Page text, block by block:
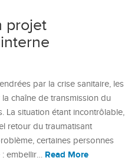
projet
par la crise sanitaire, les
chaîne de transmission du
La situation étant incontrôlable,
retour du traumatisant
certaines personnes
embellir… Read More